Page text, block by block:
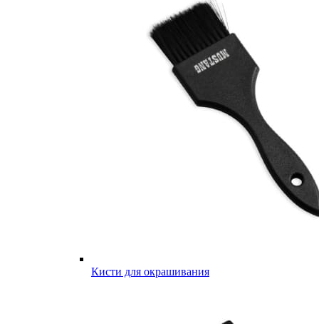
Кисти для окрашивания